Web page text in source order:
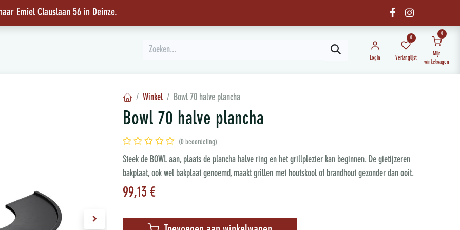
Emiel Clauslaan 56 in Deinze.
Login
0
Verlanglijst
0
Mijn
winkelwagen
Winkel Bowl 70 halve plancha
Bowl 70 halve plancha
(0 beoordeling)
Steek de BOWL aan, plaats de plancha halve ring en het grillplezier kan beginnen. De gietijzeren
bakplaat, ook wel bakplaat genoemd, maakt grillen met houtskool of brandhout gezonder dan ooit.
99,13 €